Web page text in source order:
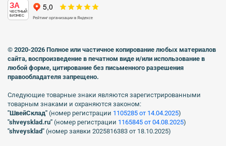
ЗА
ЧЕСТНЫЙ
БИЗНЕС
© 2020-2026 Полное или частичное копирование любых материалов
сайта, воспроизведение в печатном виде и/или использование в
любой форме, цитирование без письменного разрешения
правообладателя запрещено.
Следующие товарные знаки являются зарегистрированными
товарным знаками и охраняются законом:
"ШвейСклад" (номер регистрации 1105285 от 14.04.2025)
"shveуsklad.ru" (номер регистрации 1165845 от 04.08.2025)
"shveysklad" (номер заявки 2025816383 от 18.10.2025)